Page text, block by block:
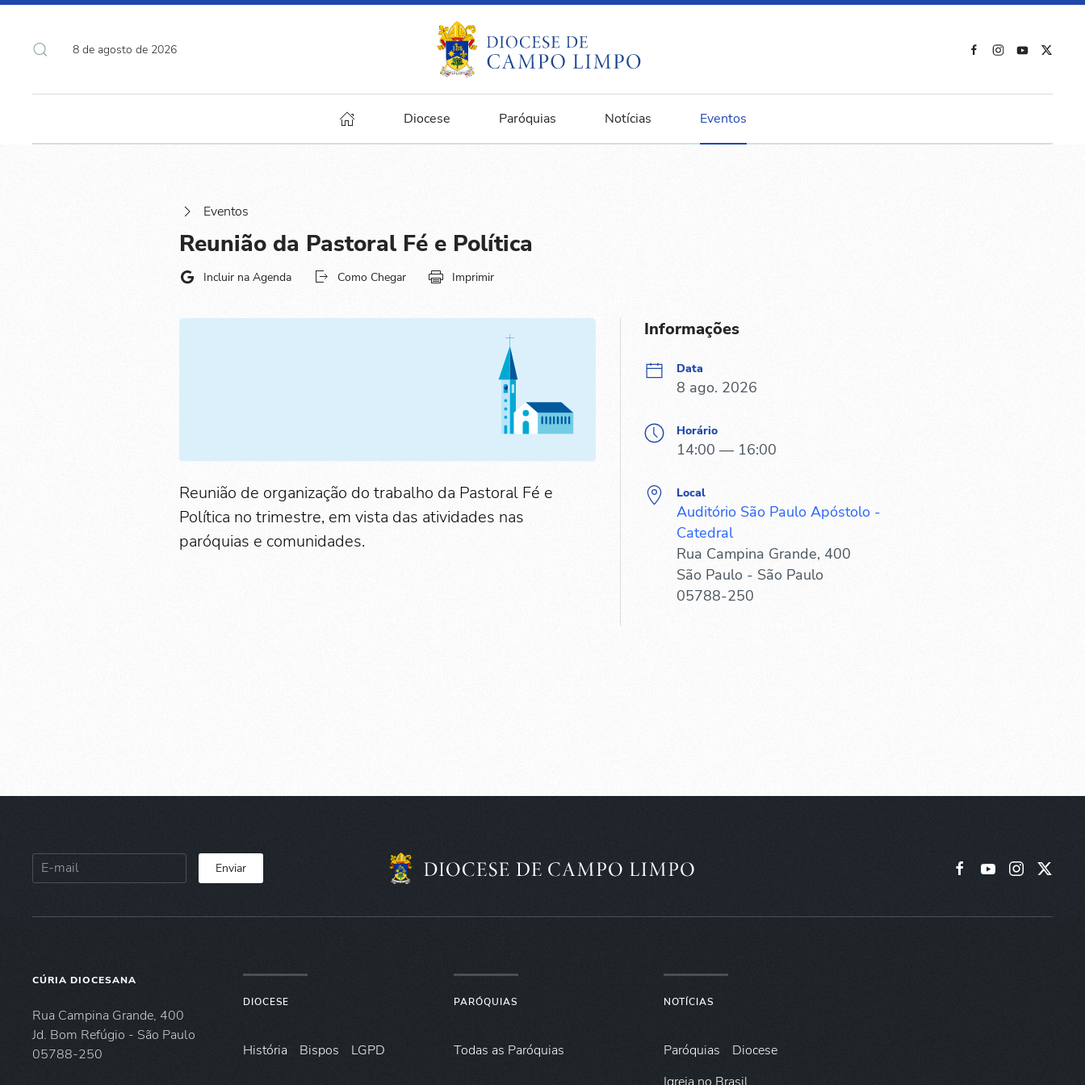
8 de agosto de 2026
Diocese Paróquias Notícias Eventos
Eventos
Reunião da Pastoral Fé e Política
Incluir na Agenda Como Chegar Imprimir
Reunião de organização do trabalho da Pastoral Fé e
Política no trimestre, em vista das atividades nas
paróquias e comunidades.
Informações
Data
8 ago. 2026
Horário
14:00 — 16:00
Local
Auditório São Paulo Apóstolo -
Catedral
Rua Campina Grande, 400
São Paulo - São Paulo
05788-250
Enviar
CÚRIA DIOCESANA
Rua Campina Grande, 400
Jd. Bom Refúgio - São Paulo
05788-250
DIOCESE
História Bispos LGPD
PARÓQUIAS
Todas as Paróquias
NOTÍCIAS
Paróquias
Diocese